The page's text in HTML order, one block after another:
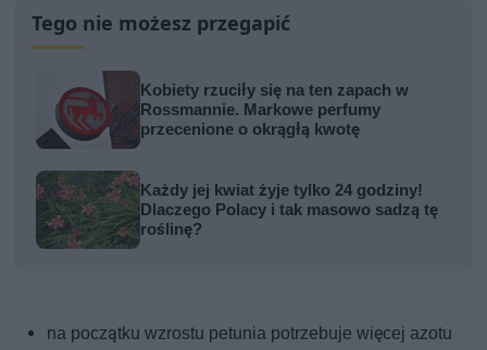
Tego nie możesz przegapić
Kobiety rzuciły się na ten zapach w
Rossmannie. Markowe perfumy
przecenione o okrągłą kwotę
Każdy jej kwiat żyje tylko 24 godziny!
Dlaczego Polacy i tak masowo sadzą tę
roślinę?
na początku wzrostu petunia potrzebuje więcej azotu